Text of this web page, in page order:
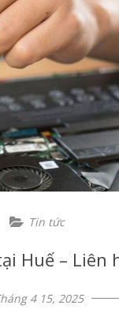
Tin tức
Huế – Liên
4 15, 2025